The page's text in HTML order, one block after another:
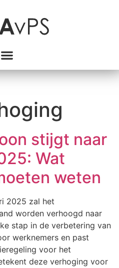
stijgt naar
Wat
weten
2025 zal het
worden verhoogd naar
stap in de verbetering van
werknemers en past
voor het
deze verhoging voor